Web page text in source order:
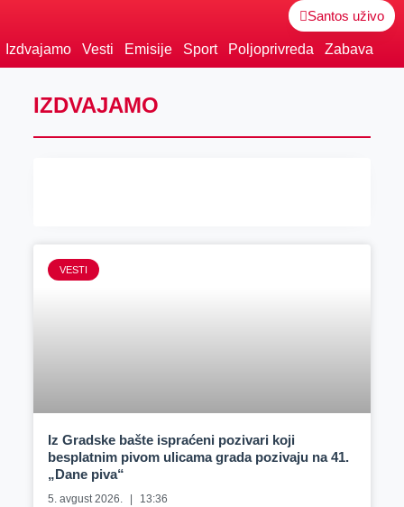
Santos uživo
Izdvajamo Vesti Emisije Sport Poljoprivreda Zabava
IZDVAJAMO
VESTI
Iz Gradske bašte ispraćeni pozivari koji
besplatnim pivom ulicama grada pozivaju na 41.
„Dane piva“
5. avgust 2026. 13:36